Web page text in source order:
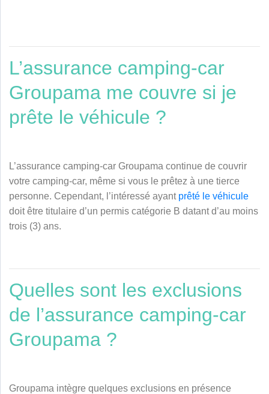
L’assurance camping-car
Groupama me couvre si je
prête le véhicule ?
L’assurance camping-car Groupama continue de couvrir
votre camping-car, même si vous le prêtez à une tierce
personne. Cependant, l’intéressé ayant prêté le véhicule
doit être titulaire d’un permis catégorie B datant d’au moins
trois (3) ans.
Quelles sont les exclusions
de l’assurance camping-car
Groupama ?
Groupama intègre quelques exclusions en présence